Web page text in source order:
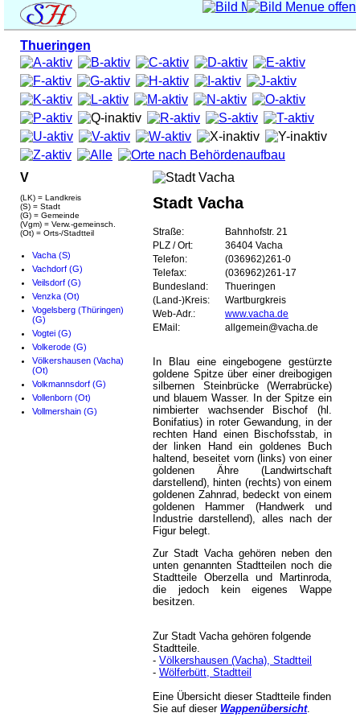
Thueringen
V
(LK) = Landkreis
(S) = Stadt
(G) = Gemeinde
(Vgm) = Verw.-gemeinsch.
(Ot) = Orts-/Stadtteil
Vacha (S)
Vachdorf (G)
Veilsdorf (G)
Venzka (Ot)
Vogelsberg (Thüringen)
(G)
Vogtei (G)
Volkerode (G)
Völkershausen (Vacha)
(Ot)
Volkmannsdorf (G)
Vollenborn (Ot)
Vollmershain (G)
Stadt Vacha
Straße:
Bahnhofstr. 21
PLZ / Ort:
36404 Vacha
Telefon:
(036962)261-0
Telefax:
(036962)261-17
Bundesland:
Thueringen
(Land-)Kreis:
Wartburgkreis
Web-Adr.:
www.vacha.de
EMail:
allgemein@vacha.de
In Blau eine eingebogene gestürzte
goldene Spitze über einer dreibogigen
silbernen Steinbrücke (Werrabrücke)
und blauem Wasser. In der Spitze ein
nimbierter wachsender Bischof (hl.
Bonifatius) in roter Gewandung, in der
rechten Hand einen Bischofsstab, in
der linken Hand ein goldenes Buch
haltend, beseitet vorn (links) von einer
goldenen Ähre (Landwirtschaft
darstellend), hinten (rechts) von einem
goldenen Zahnrad, bedeckt von einem
goldenen Hammer (Handwerk und
Industrie darstellend), alles nach der
Figur belegt.
Zur Stadt Vacha gehören neben den
unten genannten Stadtteilen noch die
Stadtteile Oberzella und Martinroda,
die jedoch kein eigenes Wappe
besitzen.
Zur Stadt Vacha gehören folgende
Stadtteile.
- Völkershausen (Vacha), Stadtteil
- Wölferbütt, Stadtteil
Eine Übersicht dieser Stadtteile finden
Sie auf dieser Wappenübersicht.